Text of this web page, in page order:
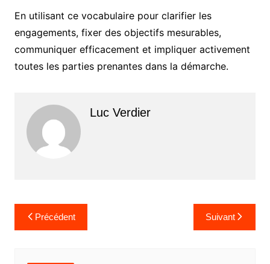
En utilisant ce vocabulaire pour clarifier les
engagements, fixer des objectifs mesurables,
communiquer efficacement et impliquer activement
toutes les parties prenantes dans la démarche.
Luc Verdier
Navigation
de
Précédent Suivant